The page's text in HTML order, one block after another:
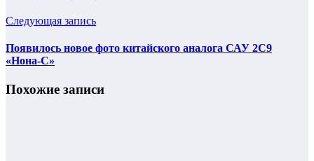
Следующая запись
Появилось новое фото китайского аналога САУ 2С9
«Нона-С»
Похожие записи